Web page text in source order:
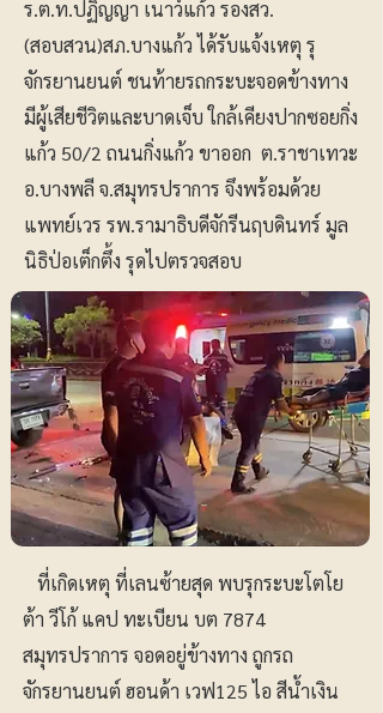
ร.ต.ท.ปฏิญญา เนาว์แก้ว รองสว.
(สอบสวน)สภ.บางแก้ว ได้รับแจ้งเหตุ รุ
จักรยานยนต์ ชนท้ายรถกระบะจอดข้างทาง
มีผู้เสียชีวิตและบาดเจ็บ ใกล้เคียงปากซอยกิ่ง
แก้ว 50/2 ถนนกิ่งแก้ว ขาออก ต.ราชาเทวะ
อ.บางพลี จ.สมุทรปราการ จึงพร้อมด้วย
แพทย์เวร รพ.รามาธิบดีจักรีนฤบดินทร์ มูล
นิธิป่อเต็กตึ้ง รุดไปตรวจสอบ
ที่เกิดเหตุ ที่เลนซ้ายสุด พบรุกระบะโตโย
ต้า วีโก้ แคป ทะเบียน บต 7874
สมุทรปราการ จอดอยู่ข้างทาง ถูกรถ
จักรยานยนต์ ฮอนด้า เวฟ125 ไอ สีน้ำเงิน